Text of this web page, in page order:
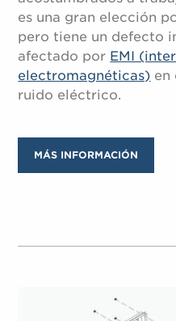
es una gran elección
pero tiene un defecto
afectado por EMI
electromagnéticas) en
ruido eléctrico.
MÁS INFORMACIÓN